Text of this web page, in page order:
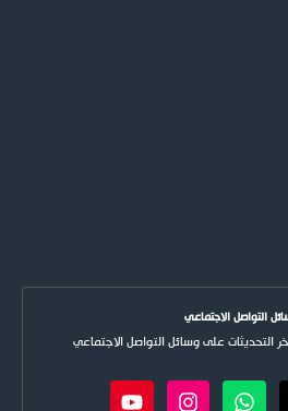
التواصل الاجتماعي
التحديثات على وسائل التواصل الاجتماعي